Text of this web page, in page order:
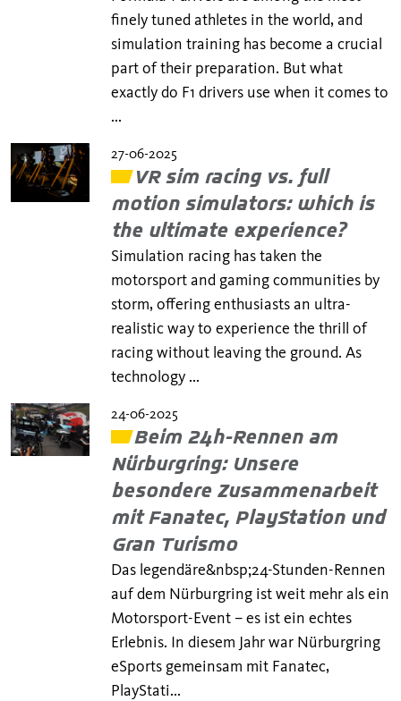
finely tuned athletes in the world, and
simulation training has become a crucial
part of their preparation. But what
exactly do F1 drivers use when it comes to
...
27-06-2025
VR sim racing vs. full
motion simulators: which is
the ultimate experience?
Simulation racing has taken the
motorsport and gaming communities by
storm, offering enthusiasts an ultra-
realistic way to experience the thrill of
racing without leaving the ground. As
technology ...
24-06-2025
Beim 24h-Rennen am
Nürburgring: Unsere
besondere Zusammenarbeit
mit Fanatec, PlayStation und
Gran Turismo
Das legendäre&nbsp;24-Stunden-Rennen
auf dem Nürburgring ist weit mehr als ein
Motorsport-Event – es ist ein echtes
Erlebnis. In diesem Jahr war Nürburgring
eSports gemeinsam mit Fanatec,
PlayStati...